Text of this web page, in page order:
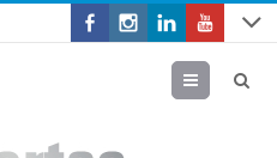
Menu